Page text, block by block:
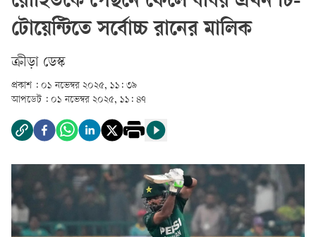
টোয়েন্টিতে সর্বোচ্চ রানের মালিক
ক্রীড়া ডেস্ক
প্রকাশ : ০১ নভেম্বর ২০২৫, ১১: ৩৯
আপডেট : ০১ নভেম্বর ২০২৫, ১১: ৪৭